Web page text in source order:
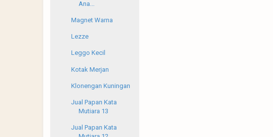
Ana...
Magnet Warna
Lezze
Leggo Kecil
Kotak Merjan
Klonengan Kuningan
Jual Papan Kata
Mutiara 13
Jual Papan Kata